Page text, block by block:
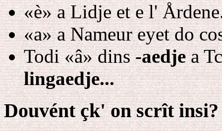
«è» a Lidje et e l'
«a» a Nameur eyet do
Todi «â» dins-aedjea
lingaedje...
Douvént çk' on scrît insi?